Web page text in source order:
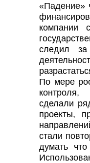
«Падение»
компании
следил
По мере
контроля,
сделали
проекты,
стали
думать